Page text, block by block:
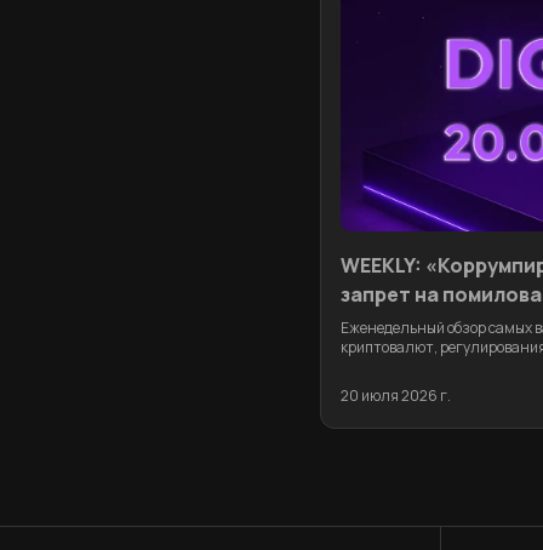
WEEKLY:
запрет на
соло-майнер
Еженедельный обзор самых
криптовалют,
20 июля 2026 г.